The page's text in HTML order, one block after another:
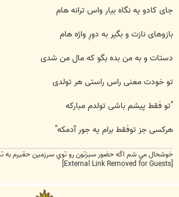
جای کادو یه نگاه بیار واس ترانه هام
بازوهای نازت و بگیر به دورِ واژه هام
دستات و به من بده بگو که مال من شدی
تو خودت معنی راس راستی هر تولدی
"تو فقط پیشم باشی تولدم مبارکه
هرکسی جز توفقط برام یه جور آدمکه"
خوشحال مي شم اگه حضور سبزتون رو توي سرزمين حقيرم به